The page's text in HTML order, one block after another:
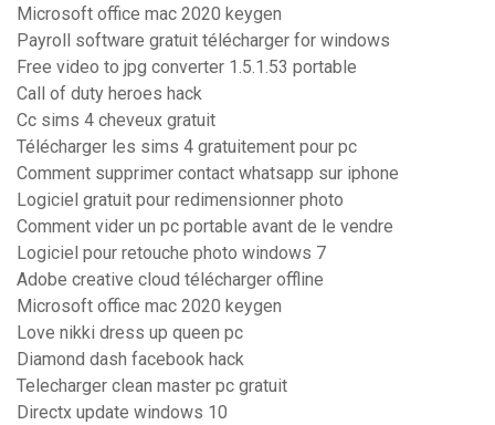
Microsoft office mac 2020 keygen
Payroll software gratuit télécharger for windows
Free video to jpg converter 1.5.1.53 portable
Call of duty heroes hack
Cc sims 4 cheveux gratuit
Télécharger les sims 4 gratuitement pour pc
Comment supprimer contact whatsapp sur iphone
Logiciel gratuit pour redimensionner photo
Comment vider un pc portable avant de le vendre
Logiciel pour retouche photo windows 7
Adobe creative cloud télécharger offline
Microsoft office mac 2020 keygen
Love nikki dress up queen pc
Diamond dash facebook hack
Telecharger clean master pc gratuit
Directx update windows 10